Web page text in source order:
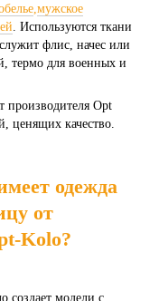
мужское
. Используются ткани
флис, начес или
термо для военных и
производителя Opt
ценящих качество.
одежда
от
Kolo?
создает модели с